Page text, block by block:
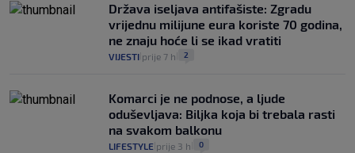
Država iseljava antifašiste: Zgradu
vrijednu milijune eura koriste 70 godina,
ne znaju hoće li se ikad vratiti
VIJESTI prije 7 h 2
Komarci je ne podnose, a ljude
oduševljava: Biljka koja bi trebala rasti
na svakom balkonu
LIFESTYLE prije 3 h 0